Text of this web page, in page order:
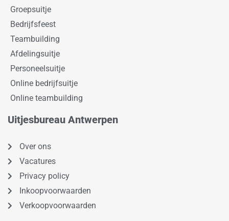
Groepsuitje
Bedrijfsfeest
Teambuilding
Afdelingsuitje
Personeelsuitje
Online bedrijfsuitje
Online teambuilding
Uitjesbureau Antwerpen
Over ons
Vacatures
Privacy policy
Inkoopvoorwaarden
Verkoopvoorwaarden